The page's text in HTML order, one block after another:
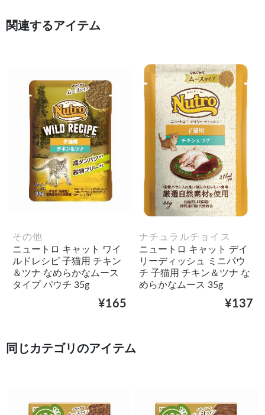
関連するアイテム
その他
ニュートロ キャット ワイ
ルドレシピ 子猫用 チキン
＆ツナ なめらかなムース
タイプ パウチ 35g
¥165
ナチュラルチョイス
ニュートロ キャット デイ
リーディッシュ ミニパウ
チ 子猫用 チキン＆ツナ な
めらかなムース 35g
¥137
同じカテゴリのアイテム